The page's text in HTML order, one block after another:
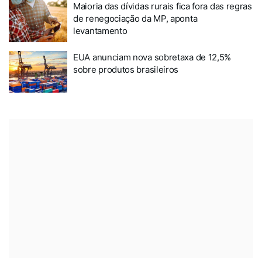
Maioria das dívidas rurais fica fora das regras
de renegociação da MP, aponta
levantamento
EUA anunciam nova sobretaxa de 12,5%
sobre produtos brasileiros